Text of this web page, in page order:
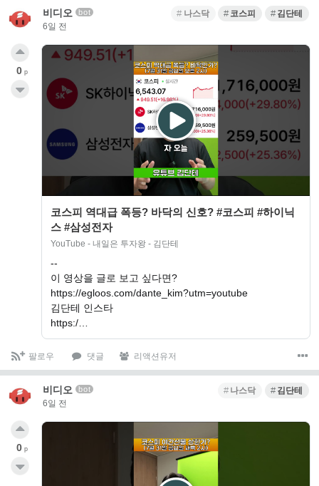
비디오 bot
6일 전
나스닥 코스피 김단테
코스피 역대급 폭등? 바닥의 신호? #코스피 #하이닉
스 #삼성전자
YouTube - 내일은 투자왕 - 김단테
--
이 영상을 글로 보고 싶다면?
https://egloos.com/dante_kim?utm=youtube
김단테 인스타
https:/…
0 p
팔로우 댓글 리액션유저
비디오 bot
6일 전
나스닥 김단테
0 p